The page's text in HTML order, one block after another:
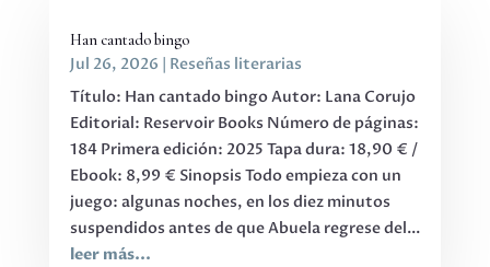
Han cantado bingo
Jul 26, 2026
Reseñas literarias
Título: Han cantado bingo Autor: Lana Corujo
Editorial: Reservoir Books Número de páginas:
184 Primera edición: 2025 Tapa dura: 18,90 € /
Ebook: 8,99 € Sinopsis Todo empieza con un
juego: algunas noches, en los diez minutos
suspendidos antes de que Abuela regrese del...
leer más...